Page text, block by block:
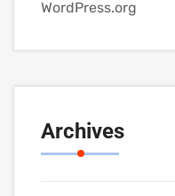
WordPress.org
Archives